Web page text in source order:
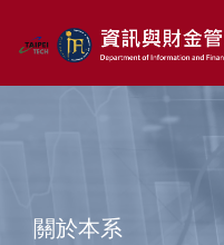
到
要
關於本系